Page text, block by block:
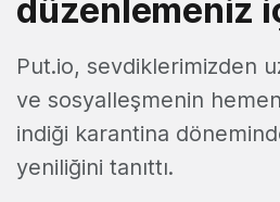
düzenlemeniz
Put.io, sevdiklerimizden
ve sosyalleşmenin
indiği karantina
yeniliğini tanıttı.